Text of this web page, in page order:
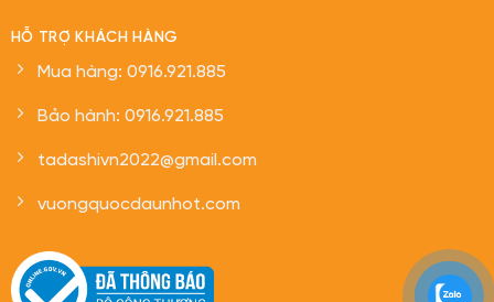
HỖ TRỢ KHÁCH HÀNG
Mua hàng: 0916.921.885
Bảo hành: 0916.921.885
tadashivn2022@gmail.com
vuongquocdaunhot.com